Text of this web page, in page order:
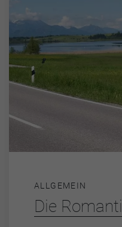
ALLGEMEIN
Die